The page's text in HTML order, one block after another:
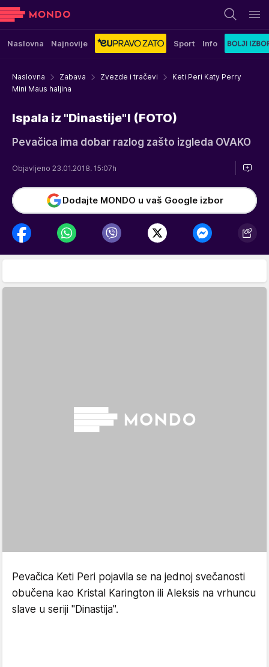
Naslovna Najnovije Sport Info
Naslovna Zabava Zvezde i tračevi
Keti Peri Katy Perry
Mini Maus haljina
Ispala iz "Dinastije"! (FOTO)
Pevačica ima dobar razlog zašto izgleda OVAKO
Objavljeno 23.01.2018. 15:07h
Dodajte MONDO u vaš Google izbor
Pevačica Keti Peri pojavila se na jednoj svečanosti
obučena kao Kristal Karington ili Aleksis na vrhuncu
slave u seriji "Dinastija".